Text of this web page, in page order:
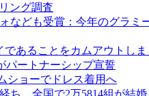
ング調査
なども受賞：今年のグラミ
あることをカムアウトしま
パートナーシップ宣誓
ショーでドレス着用へ
ち、全国で2万5814組が結